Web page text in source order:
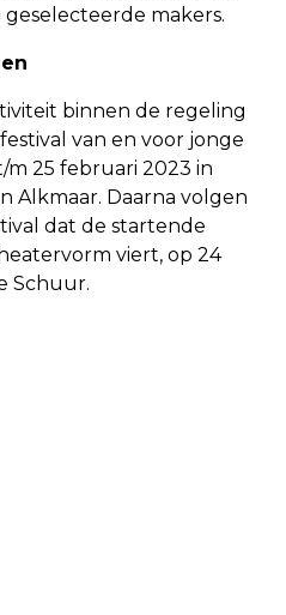
makers.
binnen de regeling
van en voor jonge
25 februari 2023 in
Alkmaar. Daarna volgen
dat de startende
viert, op 24
Schuur.